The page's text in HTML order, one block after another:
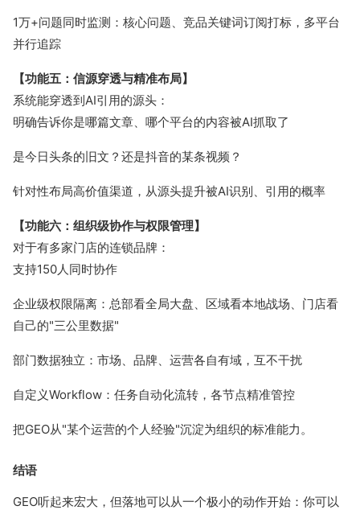
1万+问题同时监测：核心问题、竞品关键词订阅打标，多平台
并行追踪
【功能五：信源穿透与精准布局】
系统能穿透到AI引用的源头：
明确告诉你是哪篇文章、哪个平台的内容被AI抓取了
是今日头条的旧文？还是抖音的某条视频？
针对性布局高价值渠道，从源头提升被AI识别、引用的概率
【功能六：组织级协作与权限管理】
对于有多家门店的连锁品牌：
支持150人同时协作
企业级权限隔离：总部看全局大盘、区域看本地战场、门店看
自己的"三公里数据"
部门数据独立：市场、品牌、运营各自有域，互不干扰
自定义Workflow：任务自动化流转，各节点精准管控
把GEO从"某个运营的个人经验"沉淀为组织的标准能力。
结语
GEO听起来宏大，但落地可以从一个极小的动作开始：你可以